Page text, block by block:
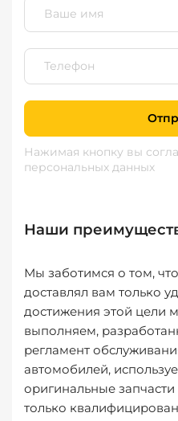
Нажимая кнопку вы
персональных данных
Наши
Мы заботимся о том,
доставлял вам только
достижения этой цели
выполняем,
регламент
автомобилей,
оригинальные
только